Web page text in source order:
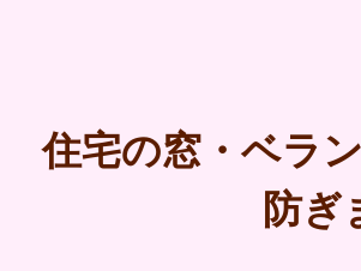
住宅の窓・ベラ
防ぎ